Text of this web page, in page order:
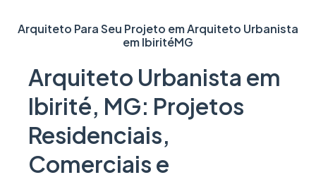
Arquiteto Para Seu Projeto emArquiteto Urbanista
em IbiritéMG
Arquiteto Urbanista em
Ibirité, MG: Projetos
Residenciais,
Comerciais e